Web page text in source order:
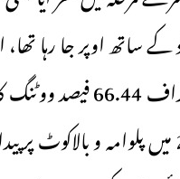
میں” اچھے دن” کی
282 سیٹیں ملیں۔ پھر 2019 میں